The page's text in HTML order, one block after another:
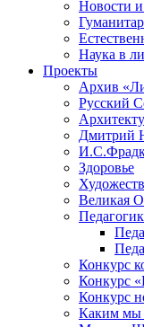
Новости
Наука в
Проекты
Архив
Русский
Дмитрий
Здоровье
Великая
Конкурс
Конкурс
Конкурс
Каким мы